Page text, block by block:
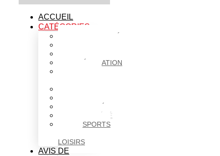
ACCUEIL
CATÉGORIES
ÉDUCATION
SOCIÉTÉ
SPORTS
LOISIRS
AVIS DE